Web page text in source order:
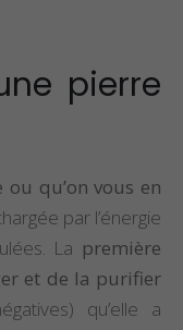
pierre
qu’on vous en
par l’énergie
La première
et de la purifier
qu’elle a